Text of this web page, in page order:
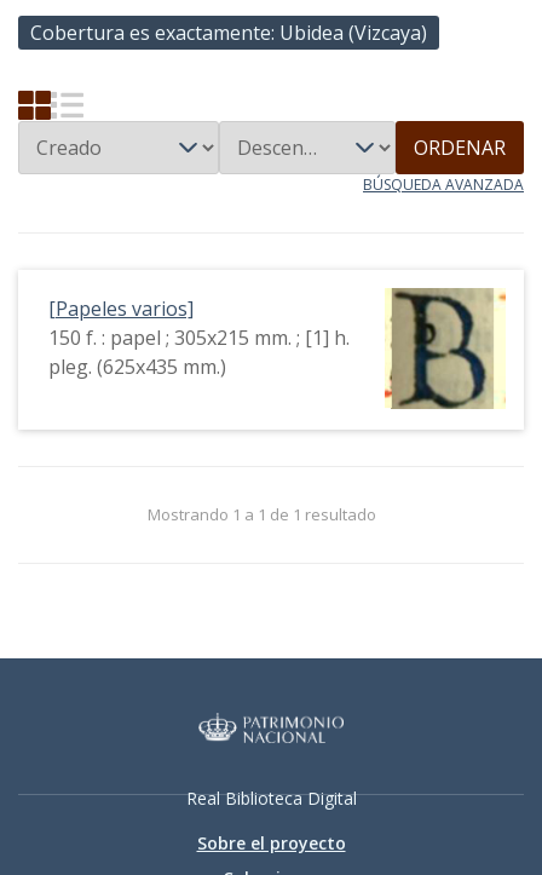
Cobertura es exactamente Ubidea (Vizcaya)
ORDENAR
BÚSQUEDA AVANZADA
[Papeles varios]
150 f. : papel ; 305x215 mm. ; [1] h.
pleg. (625x435 mm.)
Mostrando 1 a 1 de 1 resultado
Real Biblioteca Digital
Sobre el proyecto